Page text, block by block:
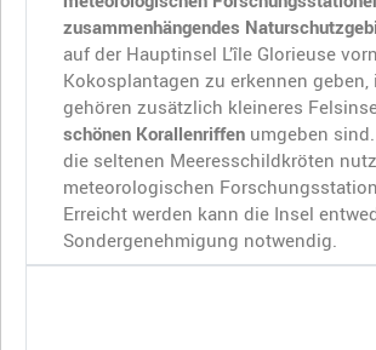
zusammenhängendes
auf der Hauptinsel L’île Glorieuse
Kokosplantagen zu erkennen
gehören zusätzlich kleineres
schönen Korallenriffen umgeben
die seltenen Meeresschildkröten
meteorologischen
Erreicht werden kann die Insel
Sondergenehmigung notwendig.